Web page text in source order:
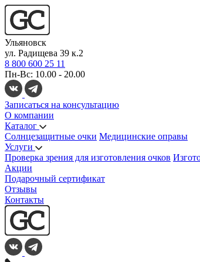
Ульяновск
ул. Радищева 39 к.2
8 800 600 25 11
Пн-Вс: 10.00 - 20.00
Записаться на консультацию
О компании
Каталог
Солнцезащитные очки Медицинские оправы
Услуги
Проверка зрения для изготовления очков
Акции
Подарочный сертификат
Отзывы
Контакты